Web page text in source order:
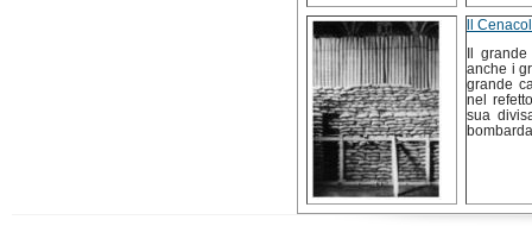
ll
Il
anche i
grande
nel
sua